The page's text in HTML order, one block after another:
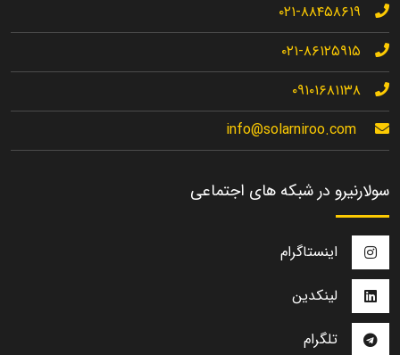
۰۲۱-۸۸۴۵۸۶۱۹
۰۲۱-۸۶۱۲۵۹۱۵
۰۹۱۰۱۶۸۱۱۳۸
info@solarniroo.com
سولارنیرو در شبکه های اجتماعی
اینستاگرام
لینکدین
تلگرام